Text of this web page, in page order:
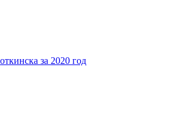
за 2020 год